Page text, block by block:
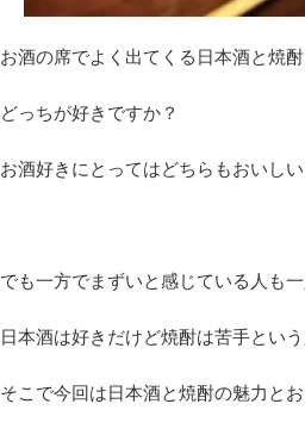
お酒の席でよく出てくる日本酒と焼
どっちが好きですか？
お酒好きにとってはどちらもおいし
でも一方でまずいと感じている人も
日本酒は好きだけど焼酎は苦手とい
そこで今回は日本酒と焼酎の魅力と